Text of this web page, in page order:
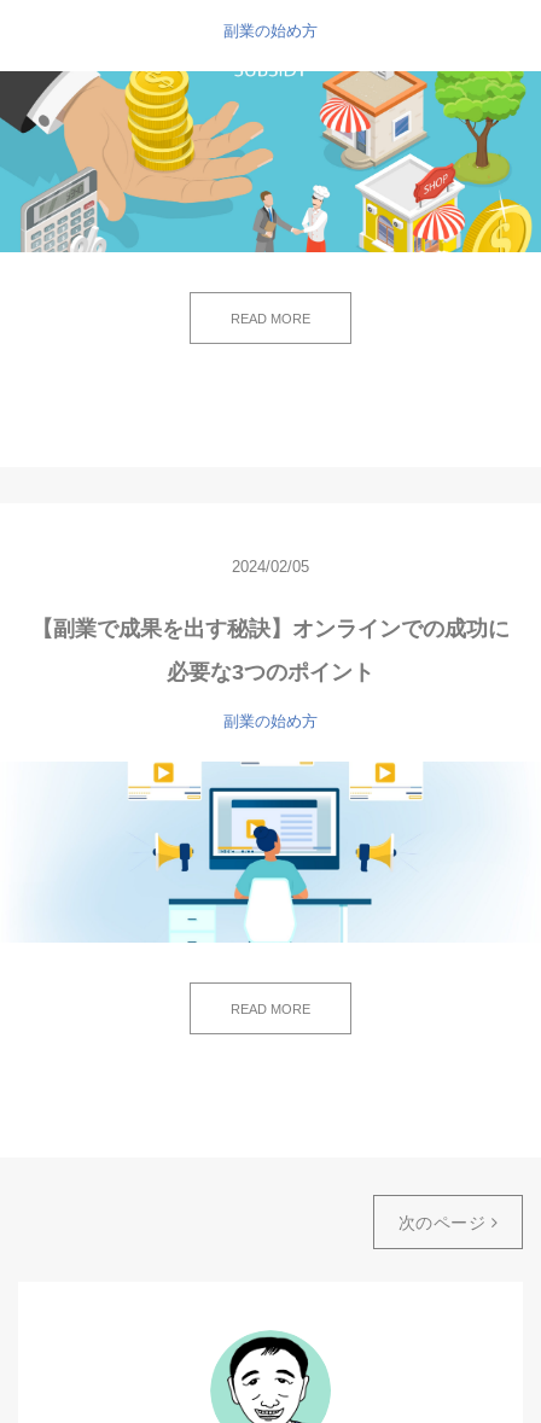
副業の始め方
READ MORE
2024/02/05
【副業で成果を出す秘訣】オンラインでの成功に
必要な3つのポイント
副業の始め方
READ MORE
次のページ